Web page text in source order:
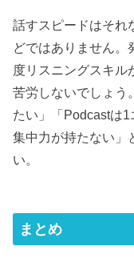
話すスピードはそれ
どではありません。
度リスニングスキル
苦労しないでしょう
たい」「Podcastは
集中力が持たない」
い。
まとめ